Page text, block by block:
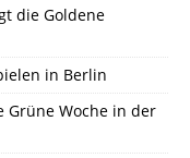
die Goldene
in Berlin
Grüne Woche in der